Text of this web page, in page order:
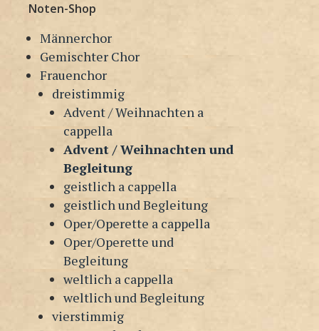
Inhalt
springen
Noten-Shop
Männerchor
Gemischter Chor
Frauenchor
dreistimmig
Advent / Weihnachten a
cappella
Advent / Weihnachten und
Begleitung
geistlich a cappella
geistlich und Begleitung
Oper/Operette a cappella
Oper/Operette und
Begleitung
weltlich a cappella
weltlich und Begleitung
vierstimmig